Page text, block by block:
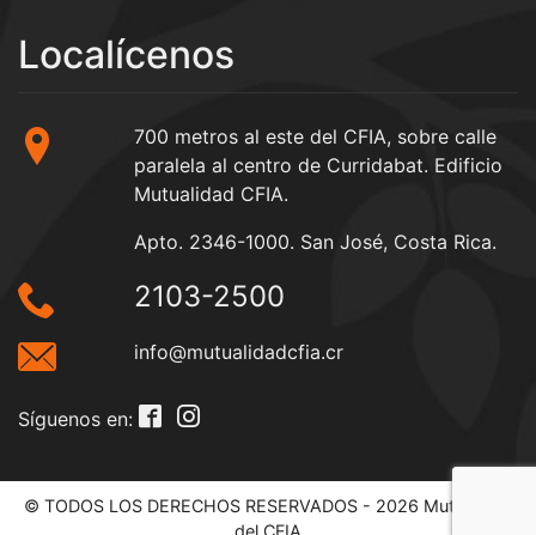
Localícenos
700 metros al este del CFIA, sobre calle
paralela al centro de Curridabat. Edificio
Mutualidad CFIA.
Apto. 2346-1000. San José, Costa Rica.
2103-2500
info@mutualidadcfia.cr
Síguenos en:
© TODOS LOS DERECHOS RESERVADOS - 2026 Mutualidad
del CFIA